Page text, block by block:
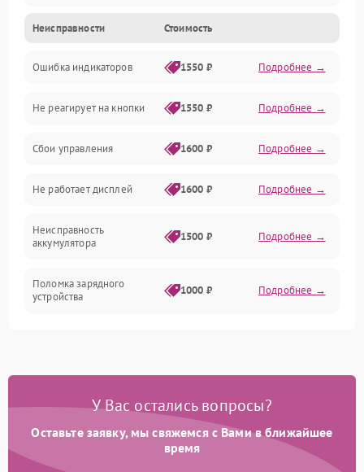
Механика
Аккумулятор
Работа системы
Всасывание
Засор
Привод
Электронные компоненты
Неисправности Стоимость
Ошибка индикаторов 1550 ₽ Подробнее →
Не реагирует на кнопки 1550 ₽ Подробнее →
Сбои управления 1600 ₽ Подробнее →
Не работает дисплей 1600 ₽ Подробнее →
Неисправность
аккумулятора
1500 ₽ Подробнее →
Поломка зарядного
устройства
1000 ₽ Подробнее →
Поломка кнопки
Неисправность системы
1000 ₽ Подробнее →
У Вас остались вопросы?
Оставьте заявку, мы свяжемся с Вами в ближайшее
время